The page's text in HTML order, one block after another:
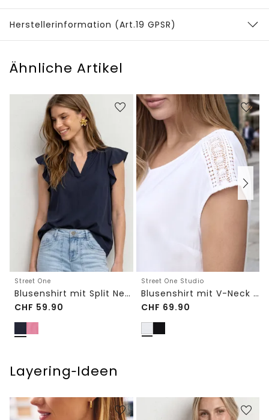
Herstellerinformation (Art.19 GPSR)
Ähnliche Artikel
Street One
Blusenshirt mit Split Neck und Volant-Ärmeln
CHF 59.90
Street One Studio
Blusenshirt mit V-Neck und Spitze
CHF 69.90
Layering‑Ideen